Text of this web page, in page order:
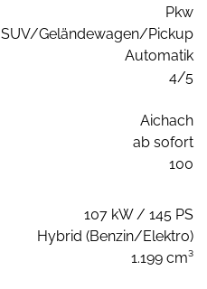
Pkw
SUV/Geländewagen/Pickup
Automatik
4/5
Aichach
ab sofort
100
107 kW / 145 PS
Hybrid (Benzin/Elektro)
1.199 cm³